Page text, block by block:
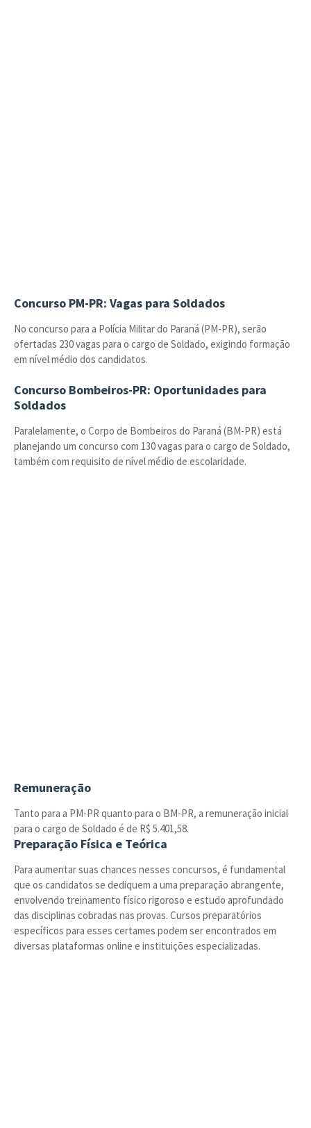
Concurso PM-PR: Vagas para Soldados
No concurso para a Polícia Militar do Paraná (PM-PR), serão
ofertadas 230 vagas para o cargo de Soldado, exigindo formação
em nível médio dos candidatos.
Concurso Bombeiros-PR: Oportunidades para
Soldados
Paralelamente, o Corpo de Bombeiros do Paraná (BM-PR) está
planejando um concurso com 130 vagas para o cargo de Soldado,
também com requisito de nível médio de escolaridade.
Remuneração
Tanto para a PM-PR quanto para o BM-PR, a remuneração inicial
para o cargo de Soldado é de R$ 5.401,58.
Preparação Física e Teórica
Para aumentar suas chances nesses concursos, é fundamental
que os candidatos se dediquem a uma preparação abrangente,
envolvendo treinamento físico rigoroso e estudo aprofundado
das disciplinas cobradas nas provas. Cursos preparatórios
específicos para esses certames podem ser encontrados em
diversas plataformas online e instituições especializadas.